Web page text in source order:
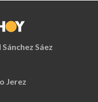
Sáez
Jerez